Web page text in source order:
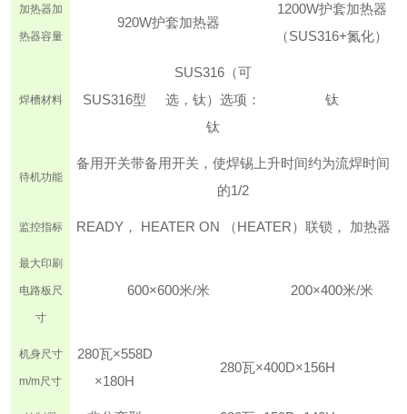
加热器加
热器容量
920W护套加热器
1200W护套加热器
（SUS316+氮化）
焊槽材料 SUS316型
SUS316（可
选，钛） 选项：
钛
钛
待机功能
备用开关带备用开关，使焊锡上升时间约为流焊时间
的1/2
监控指标 READY， HEATER ON （HEATER） 联锁， 加热器
最大印刷
电路板尺
寸
600×600米/米 200×400米/米
机身尺寸
m/m尺寸
280瓦×558D
×180H
280瓦×400D×156H